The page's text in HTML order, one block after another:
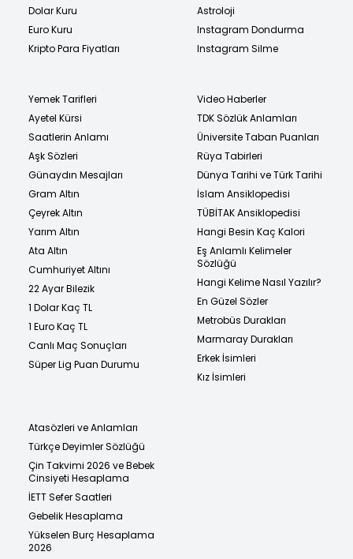
Dolar Kuru
Euro Kuru
Kripto Para Fiyatları
Astroloji
Instagram Dondurma
Instagram Silme
Yemek Tarifleri
Ayetel Kürsi
Saatlerin Anlamı
Aşk Sözleri
Günaydın Mesajları
Gram Altın
Çeyrek Altın
Yarım Altın
Ata Altın
Cumhuriyet Altını
22 Ayar Bilezik
1 Dolar Kaç TL
1 Euro Kaç TL
Canlı Maç Sonuçları
Süper Lig Puan Durumu
Video Haberler
TDK Sözlük Anlamları
Üniversite Taban Puanları
Rüya Tabirleri
Dünya Tarihi ve Türk Tarihi
İslam Ansiklopedisi
TÜBİTAK Ansiklopedisi
Hangi Besin Kaç Kalori
Eş Anlamlı Kelimeler
Sözlüğü
Hangi Kelime Nasıl Yazılır?
En Güzel Sözler
Metrobüs Durakları
Marmaray Durakları
Erkek İsimleri
Kız İsimleri
Atasözleri ve Anlamları
Türkçe Deyimler Sözlüğü
Çin Takvimi 2026 ve Bebek
Cinsiyeti Hesaplama
İETT Sefer Saatleri
Gebelik Hesaplama
Yükselen Burç Hesaplama
2026